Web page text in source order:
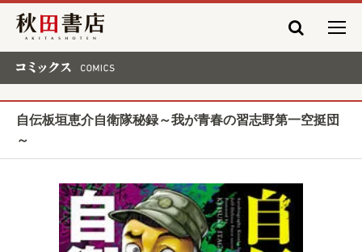
秋田書店
自伝板垣恵介自衛隊秘録～我が青春の習志野第一空挺団
～